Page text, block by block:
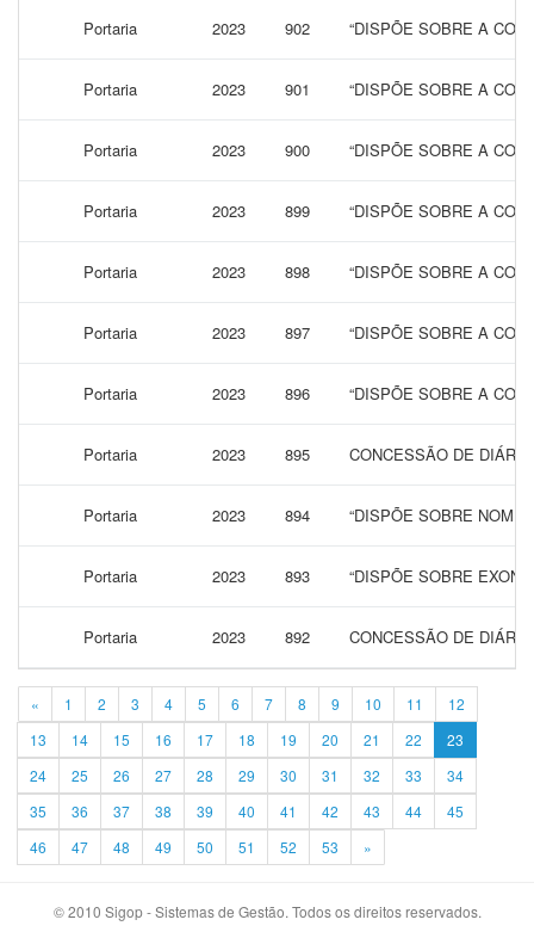
Portaria 2023 902 “DISPÕE SOBRE A
Portaria 2023 901 “DISPÕE SOBRE A
Portaria 2023 900 “DISPÕE SOBRE A
Portaria 2023 899 “DISPÕE SOBRE A
Portaria 2023 898 “DISPÕE SOBRE A
Portaria 2023 897 “DISPÕE SOBRE A
Portaria 2023 896 “DISPÕE SOBRE A
Portaria 2023 895 CONCESSÃO DE
Portaria 2023 894 “DISPÕE SOBRE
Portaria 2023 893 “DISPÕE SOBRE
Portaria 2023 892 CONCESSÃO DE
« 1 2 3 4 5 6 7 8 9 10 11
12
13
14 15 16 17 18 19 20 21 22
23
24
25 26 27 28 29 30 31 32 33
34
35
36 37 38 39 40 41 42 43 44
45
46
47 48 49 50 51 52 53 »
© 2010 Sigop - Sistemas de Gestão. Todos os direitos reservados.